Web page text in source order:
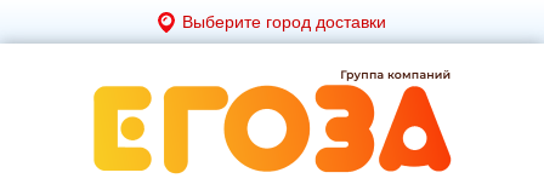
Выберите город доставки